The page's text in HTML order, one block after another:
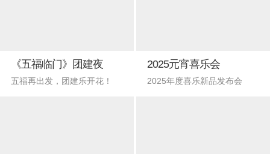
《五福临门》团建夜
五福再出发，团建乐开花！
2025元宵喜乐会
2025年度喜乐新品发布会